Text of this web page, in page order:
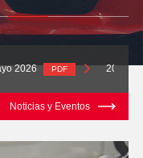
Noticias
Boletin informativo
Noticias y Eventos